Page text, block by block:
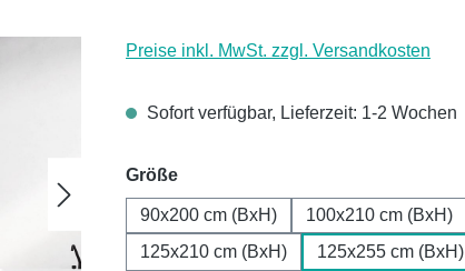
Preise inkl. MwSt. zzgl. Versandkosten
Sofort verfügbar, Lieferzeit: 1-2 Wochen
Größeauswählen
90x200 cm (BxH) 100x210 cm (BxH)
125x210 cm (BxH)
125x255 cm (BxH)